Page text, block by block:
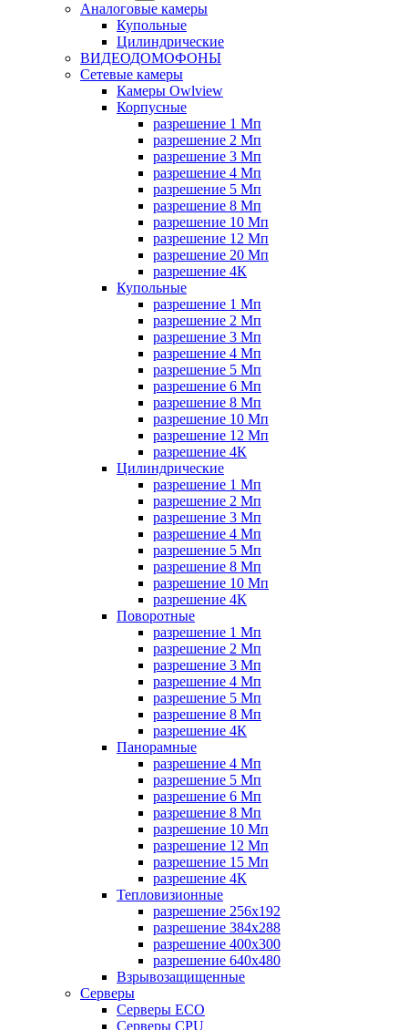
Аналоговые камеры
Купольные
Цилиндрические
ВИДЕОДОМОФОНЫ
Сетевые камеры
Камеры Owlview
Корпусные
разрешение 1 Мп
разрешение 2 Мп
разрешение 3 Мп
разрешение 4 Мп
разрешение 5 Мп
разрешение 8 Мп
разрешение 10 Мп
разрешение 12 Мп
разрешение 20 Мп
разрешение 4К
Купольные
разрешение 1 Мп
разрешение 2 Мп
разрешение 3 Мп
разрешение 4 Мп
разрешение 5 Мп
разрешение 6 Мп
разрешение 8 Мп
разрешение 10 Мп
разрешение 12 Мп
разрешение 4К
Цилиндрические
разрешение 1 Мп
разрешение 2 Мп
разрешение 3 Мп
разрешение 4 Мп
разрешение 5 Мп
разрешение 8 Мп
разрешение 10 Мп
разрешение 4К
Поворотные
разрешение 1 Мп
разрешение 2 Мп
разрешение 3 Мп
разрешение 4 Мп
разрешение 5 Мп
разрешение 8 Мп
разрешение 4К
Панорамные
разрешение 4 Мп
разрешение 5 Мп
разрешение 6 Мп
разрешение 8 Мп
разрешение 10 Мп
разрешение 12 Мп
разрешение 15 Мп
разрешение 4К
Тепловизионные
разрешение 256x192
разрешение 384х288
разрешение 400x300
разрешение 640х480
Взрывозащищенные
Серверы
Серверы ECO
Серверы CPU